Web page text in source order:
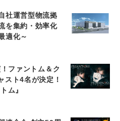
社運営型物流拠
を集約・効率化
適化～
ファントム＆ク
スト4名が決定！
ム』